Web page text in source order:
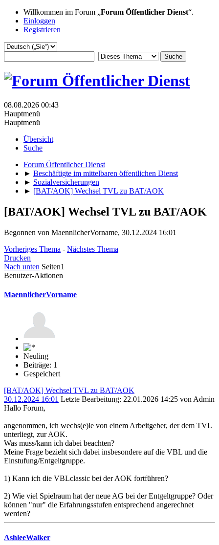
Willkommen im Forum „Forum Öffentlicher Dienst“.
Einloggen
Registrieren
08.08.2026 00:43
Hauptmenü
Hauptmenü
Übersicht
Suche
Forum Öffentlicher Dienst
► Beschäftigte im mittelbaren öffentlichen Dienst
► Sozialversicherungen
► [BAT/AOK] Wechsel TVL zu BAT/AOK
[BAT/AOK] Wechsel TVL zu BAT/AOK
Begonnen von MaennlicherVorname, 30.12.2024 16:01
Vorheriges Thema - Nächstes Thema
Drucken
Nach unten Seiten1
Benutzer-Aktionen
MaennlicherVorname
Neuling
Beiträge: 1
Gespeichert
[BAT/AOK] Wechsel TVL zu BAT/AOK
30.12.2024 16:01 Letzte Bearbeitung: 22.01.2026 14:25 von Admin
Hallo Forum,
angenommen, ich wechs(e)le von einem Arbeitgeber, der dem TVL
unterliegt, zur AOK.
Was muss/kann ich dabei beachten?
Meine Frage bezieht sich dabei insbesondere auf die VBL und die
Einstufung/Entgeltgruppe.
1) Kann ich die VBLclassic bei der AOK fortführen?
2) Wie viel Spielraum hat der neue AG bei der Entgeltgruppe? Oder
können "nur" die Erfahrungsstufen entsprechend angerechnet
werden?
AshleeWalker